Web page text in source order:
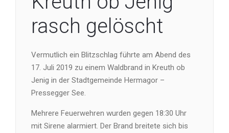
rasch gelöscht
Vermutlich ein Blitzschlag führte am Abend des
17. Juli 2019 zu einem Waldbrand in Kreuth ob
Jenig in der Stadtgemeinde Hermagor –
Pressegger See.
Mehrere Feuerwehren wurden gegen 18:30 Uhr
mit Sirene alarmiert. Der Brand breitete sich bis